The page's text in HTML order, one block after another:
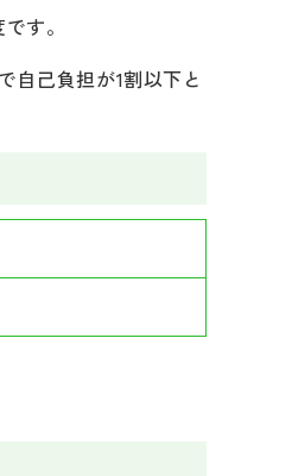
す。
自己負担が1割以下と